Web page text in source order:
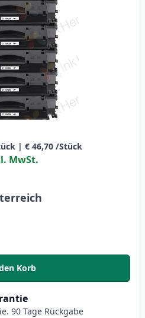
| € 46,70 /Stück
MwSt.
um anzupassen
Korb
, 5 stück Canon CRG 719H
90 Tage Rückgabe